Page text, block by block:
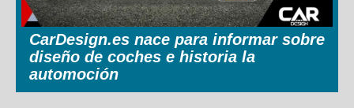
CarDesign.es nace para informar sobre
diseño de coches e historia la
automoción